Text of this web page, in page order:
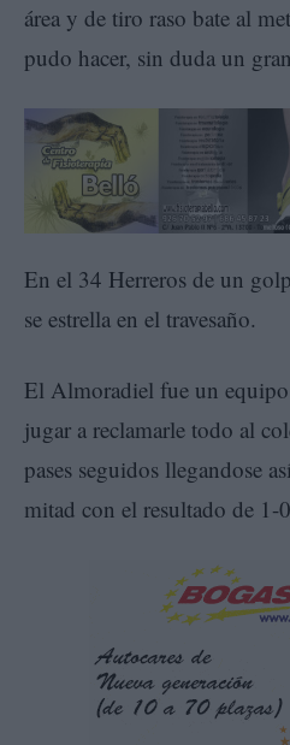
área y de tiro raso bate al
pudo hacer, sin duda un
En el 34 Herreros de un
se estrella en el travesaño.
El Almoradiel fue un
jugar a reclamarle todo al
pases seguidos llegandose
mitad con el resultado de 1-